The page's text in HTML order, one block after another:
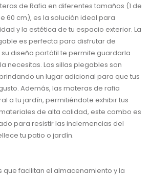
de Rafia en diferentes tamaños (1 de
60 cm), es la solución ideal para
y la estética de tu espacio exterior. La
es perfecta para disfrutar de
diseño portátil te permite guardarla
necesitas. Las sillas plegables son
un lugar adicional para que tus
Además, las materas de rafia
a tu jardín, permitiéndote exhibir tus
de alta calidad, este combo es
para resistir las inclemencias del
tu patio o jardín.
que facilitan el almacenamiento y la